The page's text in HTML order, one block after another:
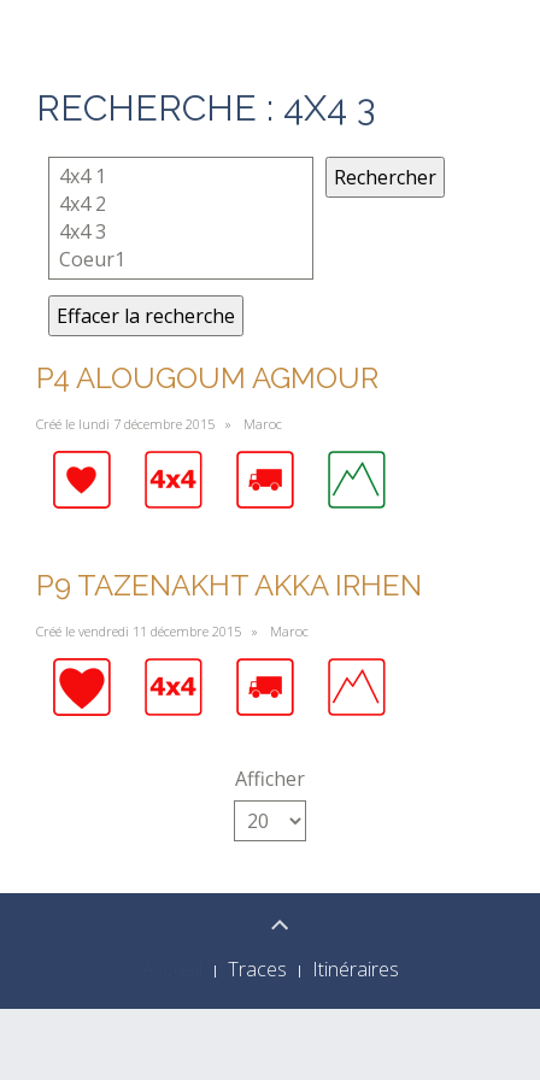
RECHERCHE : 4X4 3
Rechercher
Effacer la recherche
P4 ALOUGOUM AGMOUR
Créé le lundi 7 décembre 2015 » Maroc
P9 TAZENAKHT AKKA IRHEN
Créé le vendredi 11 décembre 2015 » Maroc
Afficher
Traces Itinéraires